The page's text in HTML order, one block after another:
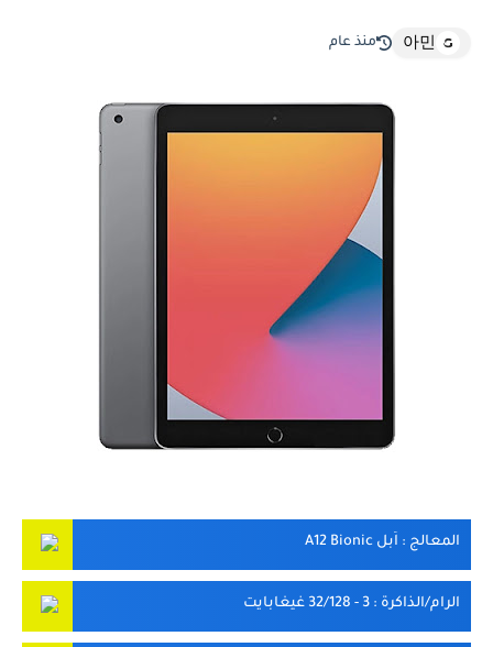
아민 منذ عام
المعالج : اَبل A12 Bionic
الرام/الذاكرة : 3 - 32/128 غيغابايت